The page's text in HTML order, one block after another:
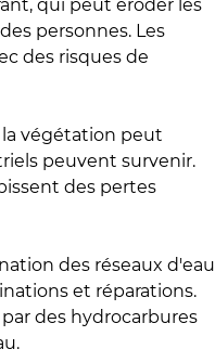
qui peut éroder les
personnes. Les
des risques de
la végétation peut
peuvent survenir.
des pertes
des réseaux d'eau
et réparations.
des hydrocarbures